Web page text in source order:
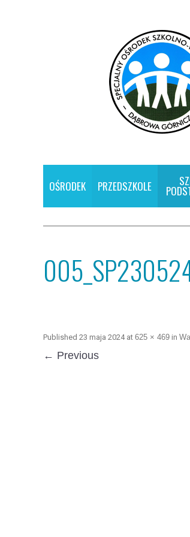
OŚRODEK PRZEDSZKOLE
Published 23 maja 2024at 625 × 469 in
← Previous